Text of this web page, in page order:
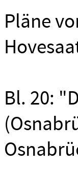
Pläne
Bl. 20: